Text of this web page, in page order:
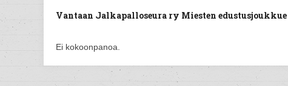
Vantaan Jalkapalloseura ry Miesten edustusjoukkue
Ei kokoonpanoa.